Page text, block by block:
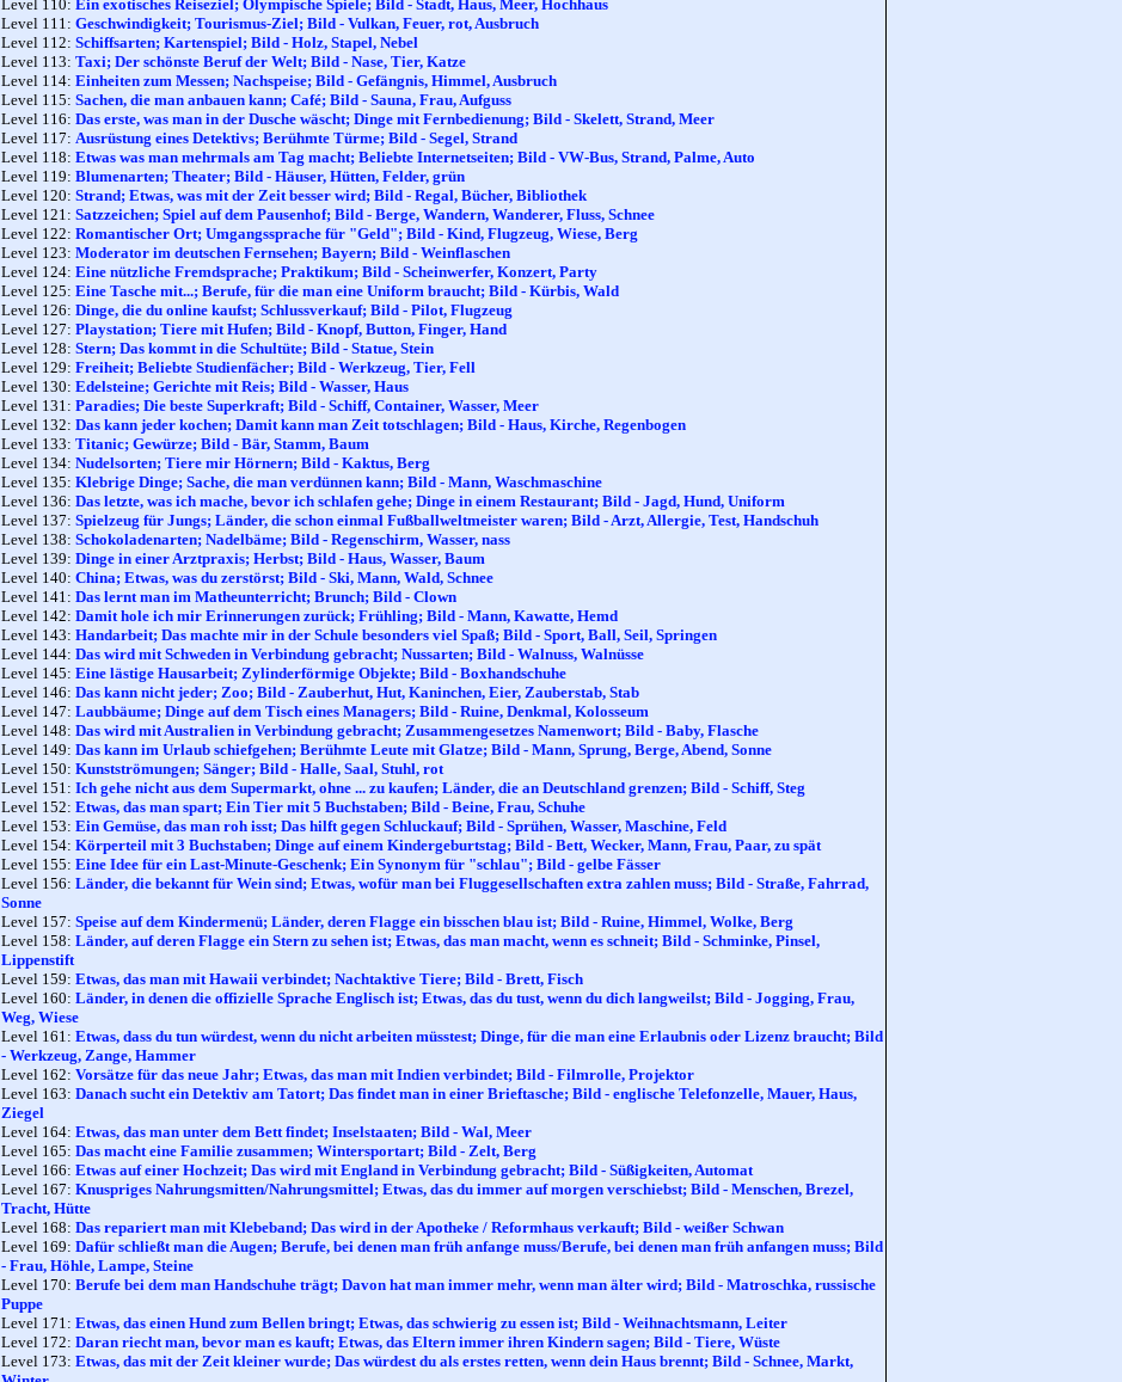
Level 110: Ein exotisches Reiseziel; Olympische Spiele; Bild - Stadt, Haus, Meer, Hochhaus
Level 111: Geschwindigkeit; Tourismus-Ziel; Bild - Vulkan, Feuer, rot, Ausbruch
Level 112: Schiffsarten; Kartenspiel; Bild - Holz, Stapel, Nebel
Level 113: Taxi; Der schönste Beruf der Welt; Bild - Nase, Tier, Katze
Level 114: Einheiten zum Messen; Nachspeise; Bild - Gefängnis, Himmel, Ausbruch
Level 115: Sachen, die man anbauen kann; Café; Bild - Sauna, Frau, Aufguss
Level 116: Das erste, was man in der Dusche wäscht; Dinge mit Fernbedienung; Bild - Skelett, Strand, Meer
Level 117: Ausrüstung eines Detektivs; Berühmte Türme; Bild - Segel, Strand
Level 118: Etwas was man mehrmals am Tag macht; Beliebte Internetseiten; Bild - VW-Bus, Strand, Palme, Auto
Level 119: Blumenarten; Theater; Bild - Häuser, Hütten, Felder, grün
Level 120: Strand; Etwas, was mit der Zeit besser wird; Bild - Regal, Bücher, Bibliothek
Level 121: Satzzeichen; Spiel auf dem Pausenhof; Bild - Berge, Wandern, Wanderer, Fluss, Schnee
Level 122: Romantischer Ort; Umgangssprache für "Geld"; Bild - Kind, Flugzeug, Wiese, Berg
Level 123: Moderator im deutschen Fernsehen; Bayern; Bild - Weinflaschen
Level 124: Eine nützliche Fremdsprache; Praktikum; Bild - Scheinwerfer, Konzert, Party
Level 125: Eine Tasche mit...; Berufe, für die man eine Uniform braucht; Bild - Kürbis, Wald
Level 126: Dinge, die du online kaufst; Schlussverkauf; Bild - Pilot, Flugzeug
Level 127: Playstation; Tiere mit Hufen; Bild - Knopf, Button, Finger, Hand
Level 128: Stern; Das kommt in die Schultüte; Bild - Statue, Stein
Level 129: Freiheit; Beliebte Studienfächer; Bild - Werkzeug, Tier, Fell
Level 130: Edelsteine; Gerichte mit Reis; Bild - Wasser, Haus
Level 131: Paradies; Die beste Superkraft; Bild - Schiff, Container, Wasser, Meer
Level 132: Das kann jeder kochen; Damit kann man Zeit totschlagen; Bild - Haus, Kirche, Regenbogen
Level 133: Titanic; Gewürze; Bild - Bär, Stamm, Baum
Level 134: Nudelsorten; Tiere mir Hörnern; Bild - Kaktus, Berg
Level 135: Klebrige Dinge; Sache, die man verdünnen kann; Bild - Mann, Waschmaschine
Level 136: Das letzte, was ich mache, bevor ich schlafen gehe; Dinge in einem Restaurant; Bild - Jagd, Hund, Uniform
Level 137: Spielzeug für Jungs; Länder, die schon einmal Fußballweltmeister waren; Bild - Arzt, Allergie, Test, Handschuh
Level 138: Schokoladenarten; Nadelbäme; Bild - Regenschirm, Wasser, nass
Level 139: Dinge in einer Arztpraxis; Herbst; Bild - Haus, Wasser, Baum
Level 140: China; Etwas, was du zerstörst; Bild - Ski, Mann, Wald, Schnee
Level 141: Das lernt man im Matheunterricht; Brunch; Bild - Clown
Level 142: Damit hole ich mir Erinnerungen zurück; Frühling; Bild - Mann, Kawatte, Hemd
Level 143: Handarbeit; Das machte mir in der Schule besonders viel Spaß; Bild - Sport, Ball, Seil, Springen
Level 144: Das wird mit Schweden in Verbindung gebracht; Nussarten; Bild - Walnuss, Walnüsse
Level 145: Eine lästige Hausarbeit; Zylinderförmige Objekte; Bild - Boxhandschuhe
Level 146: Das kann nicht jeder; Zoo; Bild - Zauberhut, Hut, Kaninchen, Eier, Zauberstab, Stab
Level 147: Laubbäume; Dinge auf dem Tisch eines Managers; Bild - Ruine, Denkmal, Kolosseum
Level 148: Das wird mit Australien in Verbindung gebracht; Zusammengesetzes Namenwort; Bild - Baby, Flasche
Level 149: Das kann im Urlaub schiefgehen; Berühmte Leute mit Glatze; Bild - Mann, Sprung, Berge, Abend, Sonne
Level 150: Kunstströmungen; Sänger; Bild - Halle, Saal, Stuhl, rot
Level 151: Ich gehe nicht aus dem Supermarkt, ohne ... zu kaufen; Länder, die an Deutschland grenzen; Bild - Schiff, Steg
Level 152: Etwas, das man spart; Ein Tier mit 5 Buchstaben; Bild - Beine, Frau, Schuhe
Level 153: Ein Gemüse, das man roh isst; Das hilft gegen Schluckauf; Bild - Sprühen, Wasser, Maschine, Feld
Level 154: Körperteil mit 3 Buchstaben; Dinge auf einem Kindergeburtstag; Bild - Bett, Wecker, Mann, Frau, Paar, zu spät
Level 155: Eine Idee für ein Last-Minute-Geschenk; Ein Synonym für "schlau"; Bild - gelbe Fässer
Level 156: Länder, die bekannt für Wein sind; Etwas, wofür man bei Fluggesellschaften extra zahlen muss; Bild - Straße, Fahrrad,
Sonne
Level 157: Speise auf dem Kindermenü; Länder, deren Flagge ein bisschen blau ist; Bild - Ruine, Himmel, Wolke, Berg
Level 158: Länder, auf deren Flagge ein Stern zu sehen ist; Etwas, das man macht, wenn es schneit; Bild - Schminke, Pinsel,
Lippenstift
Level 159: Etwas, das man mit Hawaii verbindet; Nachtaktive Tiere; Bild - Brett, Fisch
Level 160: Länder, in denen die offizielle Sprache Englisch ist; Etwas, das du tust, wenn du dich langweilst; Bild - Jogging, Frau,
Weg, Wiese
Level 161: Etwas, dass du tun würdest, wenn du nicht arbeiten müsstest; Dinge, für die man eine Erlaubnis oder Lizenz braucht; Bild
- Werkzeug, Zange, Hammer
Level 162: Vorsätze für das neue Jahr; Etwas, das man mit Indien verbindet; Bild - Filmrolle, Projektor
Level 163: Danach sucht ein Detektiv am Tatort; Das findet man in einer Brieftasche; Bild - englische Telefonzelle, Mauer, Haus,
Ziegel
Level 164: Etwas, das man unter dem Bett findet; Inselstaaten; Bild - Wal, Meer
Level 165: Das macht eine Familie zusammen; Wintersportart; Bild - Zelt, Berg
Level 166: Etwas auf einer Hochzeit; Das wird mit England in Verbindung gebracht; Bild - Süßigkeiten, Automat
Level 167: Knuspriges Nahrungsmitten/Nahrungsmittel; Etwas, das du immer auf morgen verschiebst; Bild - Menschen, Brezel,
Tracht, Hütte
Level 168: Das repariert man mit Klebeband; Das wird in der Apotheke / Reformhaus verkauft; Bild - weißer Schwan
Level 169: Dafür schließt man die Augen; Berufe, bei denen man früh anfange muss/Berufe, bei denen man früh anfangen muss; Bild
- Frau, Höhle, Lampe, Steine
Level 170: Berufe bei dem man Handschuhe trägt; Davon hat man immer mehr, wenn man älter wird; Bild - Matroschka, russische
Puppe
Level 171: Etwas, das einen Hund zum Bellen bringt; Etwas, das schwierig zu essen ist; Bild - Weihnachtsmann, Leiter
Level 172: Daran riecht man, bevor man es kauft; Etwas, das Eltern immer ihren Kindern sagen; Bild - Tiere, Wüste
Level 173: Etwas, das mit der Zeit kleiner wurde; Das würdest du als erstes retten, wenn dein Haus brennt; Bild - Schnee, Markt,